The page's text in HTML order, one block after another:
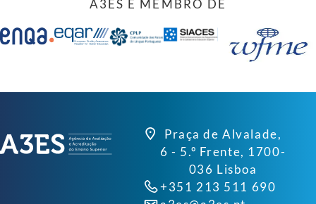
A3ES É MEMBRO DE
Praça de Alvalade,
6 - 5.º Frente, 1700-
036 Lisboa
+351 213 511 690